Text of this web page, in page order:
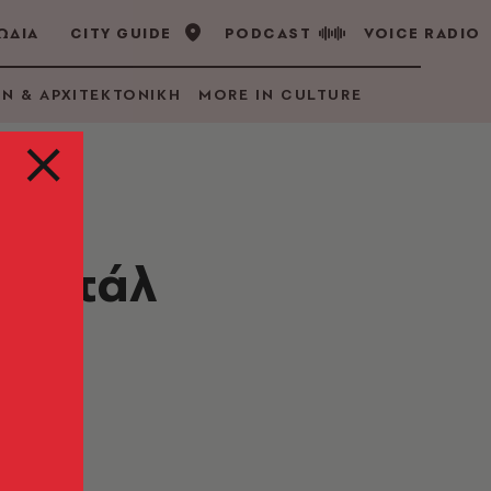
CITY GUIDE PODCAST VOICE RADIO
& ΑΡΧΙΤΕΚΤΟΝΙΚΗ MORE IN CULTURE